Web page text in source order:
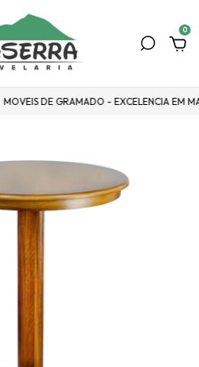
0
MOVEIS DE GRAMADO - EXCELENCIA EM